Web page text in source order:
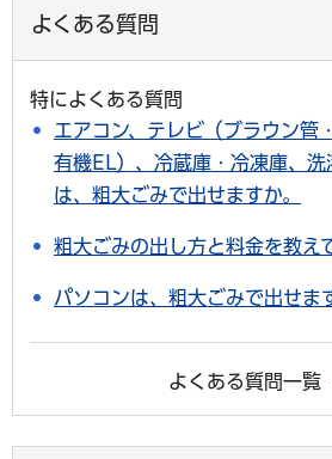
よくある質問
特によくある質問
エアコン、テレビ（ブラウン管
有機EL）、冷蔵庫・冷凍庫、
は、粗大ごみで出せますか。
粗大ごみの出し方と料金を教え
パソコンは、粗大ごみで出せま
よくある質問一覧